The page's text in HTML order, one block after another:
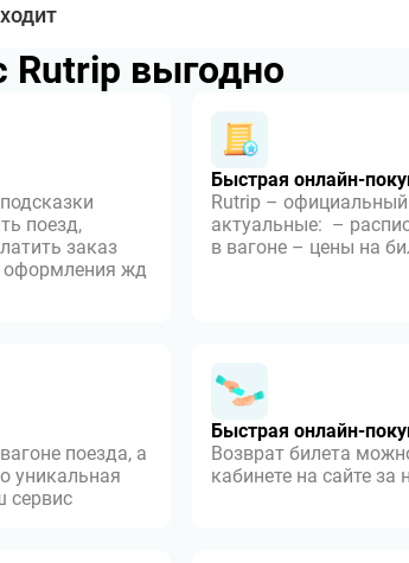
Rutrip выгодно
поезд,
заказ
оформления жд
Быстрая онлайн-
Rutrip –
актуальные: –
в вагоне – цены на
поезда, а
уникальная
сервис
Быстрая онлайн-
Возврат билета
кабинете на сайте за